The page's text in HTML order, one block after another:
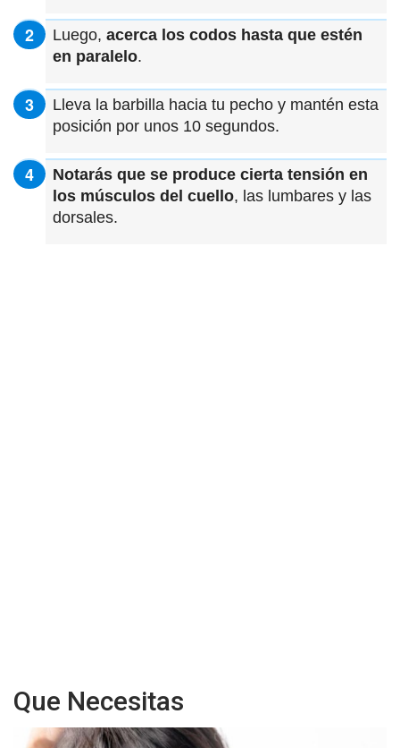
Luego, acerca los codos hasta que estén
en paralelo.
Lleva la barbilla hacia tu pecho y mantén esta
posición por unos 10 segundos.
Notarás que se produce cierta tensión en
los músculos del cuello, las lumbares y las
dorsales.
Que Necesitas